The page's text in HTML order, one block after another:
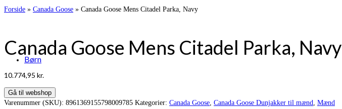
Børn
Forside » Canada Goose » Canada Goose Mens Citadel Parka, Navy
Canada Goose Mens Citadel Parka, Navy
10.774,95 kr.
Gå til webshop
Varenummer (SKU): 8961369155798009785 Kategorier: Canada Goose Canada Goose Dunjakker til mænd Mænd